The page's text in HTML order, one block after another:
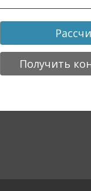
Получить